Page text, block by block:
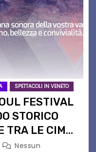
SPETTACOLI IN VENETO
FESTIVAL
STORICO
TRA LE CIME
Nessun